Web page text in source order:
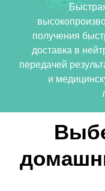
получения
доставка в
передачей
и